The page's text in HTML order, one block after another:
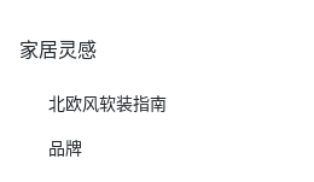
家居灵感
北欧风软装指南
品牌